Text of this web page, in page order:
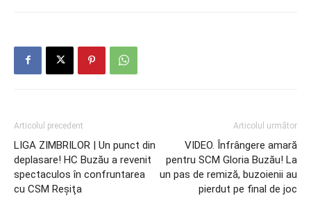
Articolul precedent
LIGA ZIMBRILOR | Un punct din
deplasare! HC Buzău a revenit
spectaculos în confruntarea
cu CSM Reşiţa
Articolul următor
VIDEO. Înfrângere amară
pentru SCM Gloria Buzău! La
un pas de remiză, buzoienii au
pierdut pe final de joc